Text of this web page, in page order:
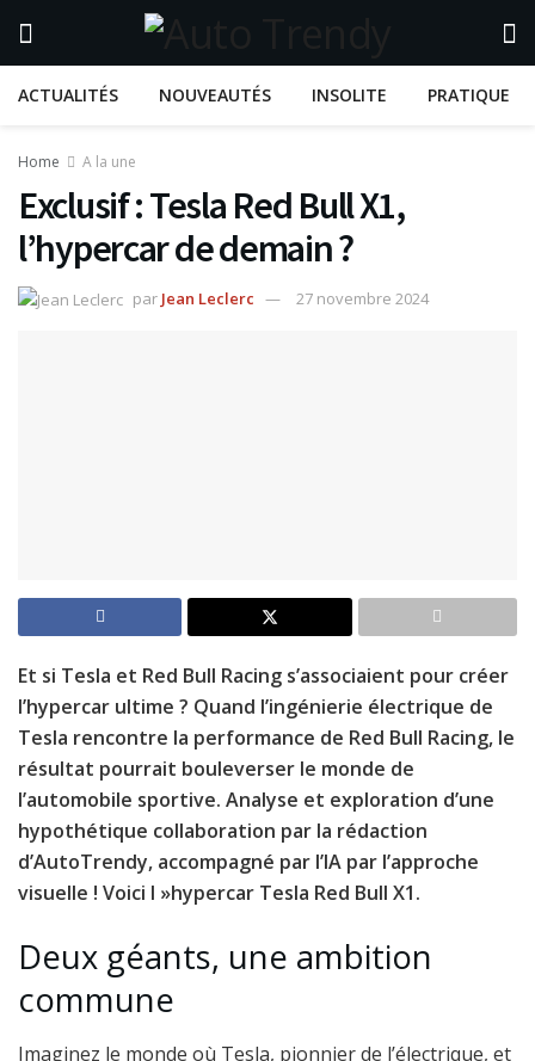
ACTUALITÉS NOUVEAUTÉS INSOLITE PRATIQUE
Home A la une
Exclusif : Tesla Red Bull X1,
l’hypercar de demain ?
par Jean Leclerc 27 novembre 2024
Et si Tesla et Red Bull Racing s’associaient pour créer
l’hypercar ultime ? Quand l’ingénierie électrique de
Tesla rencontre la performance de Red Bull Racing, le
résultat pourrait bouleverser le monde de
l’automobile sportive. Analyse et exploration d’une
hypothétique collaboration par la rédaction
d’AutoTrendy, accompagné par l’IA par l’approche
visuelle ! Voici l »hypercar Tesla Red Bull X1.
Deux géants, une ambition
commune
Imaginez le monde où Tesla, pionnier de l’électrique, et